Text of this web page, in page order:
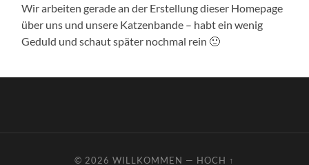
Wir arbeiten gerade an der Erstellung dieser Homepage
über uns und unsere Katzenbande – habt ein wenig
Geduld und schaut später nochmal rein 🙂
© 2026 WILLKOMMEN — HOCH ↑